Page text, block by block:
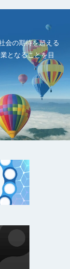
会の期待を超える
となることを目